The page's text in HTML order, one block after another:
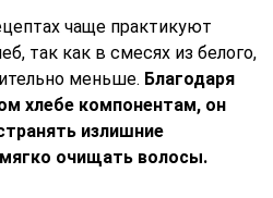
чаще практикуют
так как в смесях из белого,
меньше. Благодаря
хлебе компонентам, он
излишние
очищать волосы.